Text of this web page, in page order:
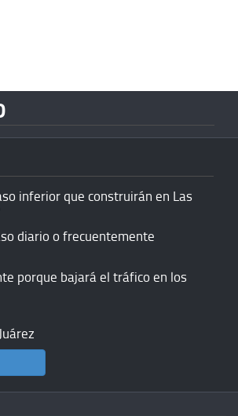
inferior que construirán en Las
diario o frecuentemente
porque bajará el tráfico en los